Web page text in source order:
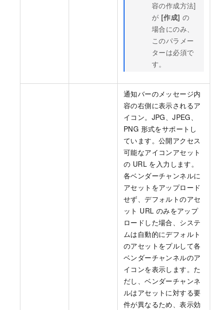
容の作成方法]
が [作成] の
場合にのみ、
このパラメー
ターは必須で
す。
通知バーのメッセージ内
容の右側に表示されるア
イコン。JPG、JPEG、
PNG 形式をサポートし
ています。公開アクセス
可能なアイコンアセット
の URL を入力します。
各ベンダーチャンネルに
アセットをアップロード
せず、デフォルトのアセ
ット URL のみをアップ
ロードした場合、システ
ムは自動的にデフォルト
のアセットをプルして各
ベンダーチャンネルのア
イコンを表示します。た
だし、ベンダーチャンネ
ルはアセットに対する要
件が異なるため、表示効